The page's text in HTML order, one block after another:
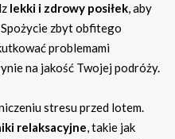
lekki i zdrowy posiłek, aby
zbyt obfitego
problemami
na jakość Twojej podróży.
stresu przed lotem.
relaksacyjne, takie jak